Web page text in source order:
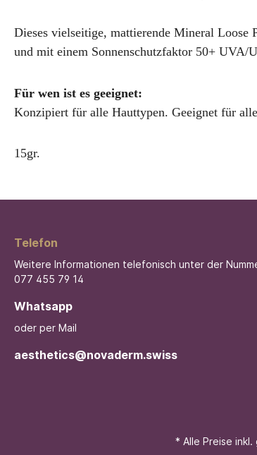
Dieses vielseitige, mattierende Mineral
und mit einem Sonnenschutzfaktor 50+
Für wen ist es geeignet:
Konzipiert für alle Hauttypen. Geeignet für
15gr.
Telefon
Weitere Informationen telefonisch unter der
077 455 79 14
Whatsapp
oder per Mail
aesthetics@novaderm.swiss
* Alle Preise